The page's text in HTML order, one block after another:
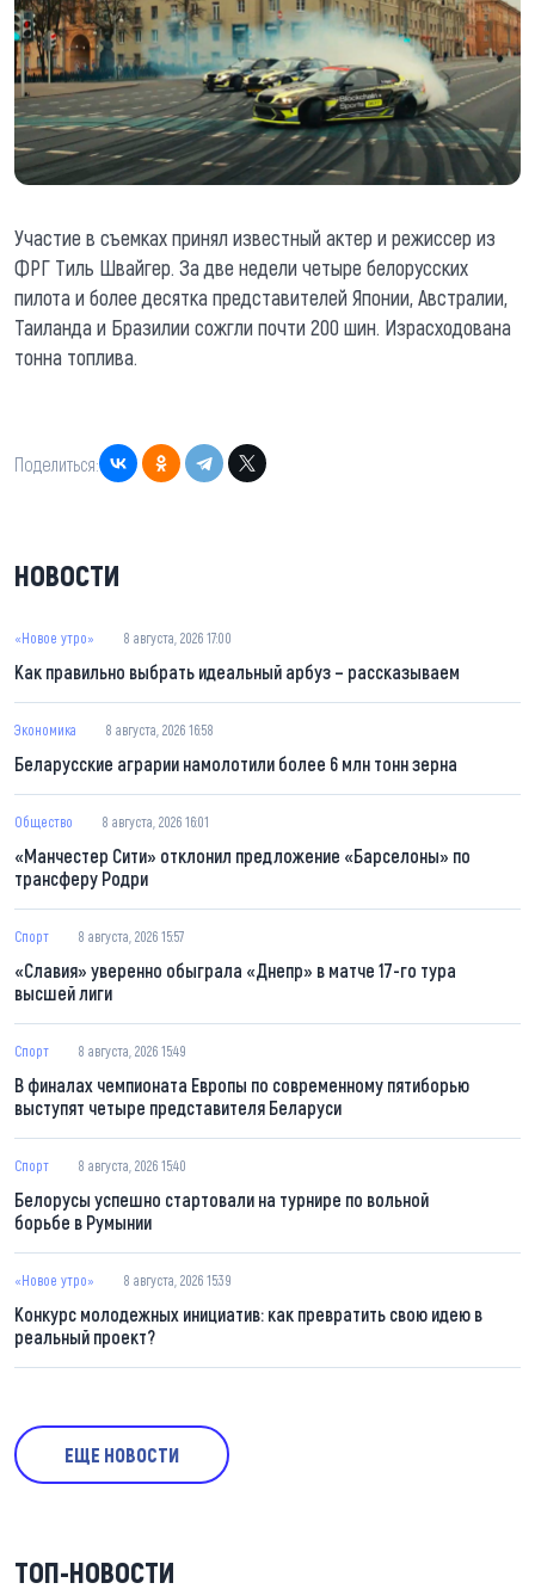
Участие в съемках принял известный актер и режиссер из
ФРГ Тиль Швайгер. За две недели четыре белорусских
пилота и более десятка представителей Японии, Австралии,
Таиланда и Бразилии сожгли почти 200 шин. Израсходована
тонна топлива.
Поделиться:
НОВОСТИ
«Новое утро» 8 августа, 2026 17:00
Как правильно выбрать идеальный арбуз – рассказываем
Экономика 8 августа, 2026 16:58
Беларусские аграрии намолотили более 6 млн тонн зерна
Общество 8 августа, 2026 16:01
«Манчестер Сити» отклонил предложение «Барселоны» по
трансферу Родри
Спорт 8 августа, 2026 15:57
«Славия» уверенно обыграла «Днепр» в матче 17-го тура
высшей лиги
Спорт 8 августа, 2026 15:49
В финалах чемпионата Европы по современному пятиборью
выступят четыре представителя Беларуси
Спорт 8 августа, 2026 15:40
Белорусы успешно стартовали на турнире по вольной
борьбе в Румынии
«Новое утро» 8 августа, 2026 15:39
Конкурс молодежных инициатив: как превратить свою идею в
реальный проект?
ЕЩЕ НОВОСТИ
ТОП-НОВОСТИ